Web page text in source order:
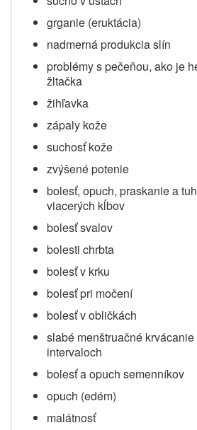
grganie (eruktácia)
nadmerná produkcia slín
problémy s pečeňou, ako je
žltačka
žihľavka
zápaly kože
suchosť kože
zvýšené potenie
bolesť, opuch, praskanie a
viacerých kĺbov
bolesť svalov
bolesti chrbta
bolesť v krku
bolesť pri močení
bolesť v obličkách
slabé menštruačné
intervaloch
bolesť a opuch semenníkov
opuch (edém)
malátnosť